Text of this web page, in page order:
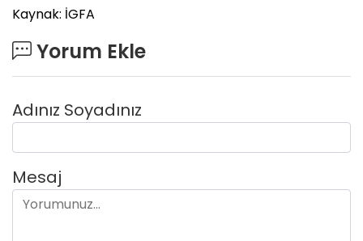
Kaynak: İGFA
Yorum Ekle
Adınız Soyadınız
Mesaj